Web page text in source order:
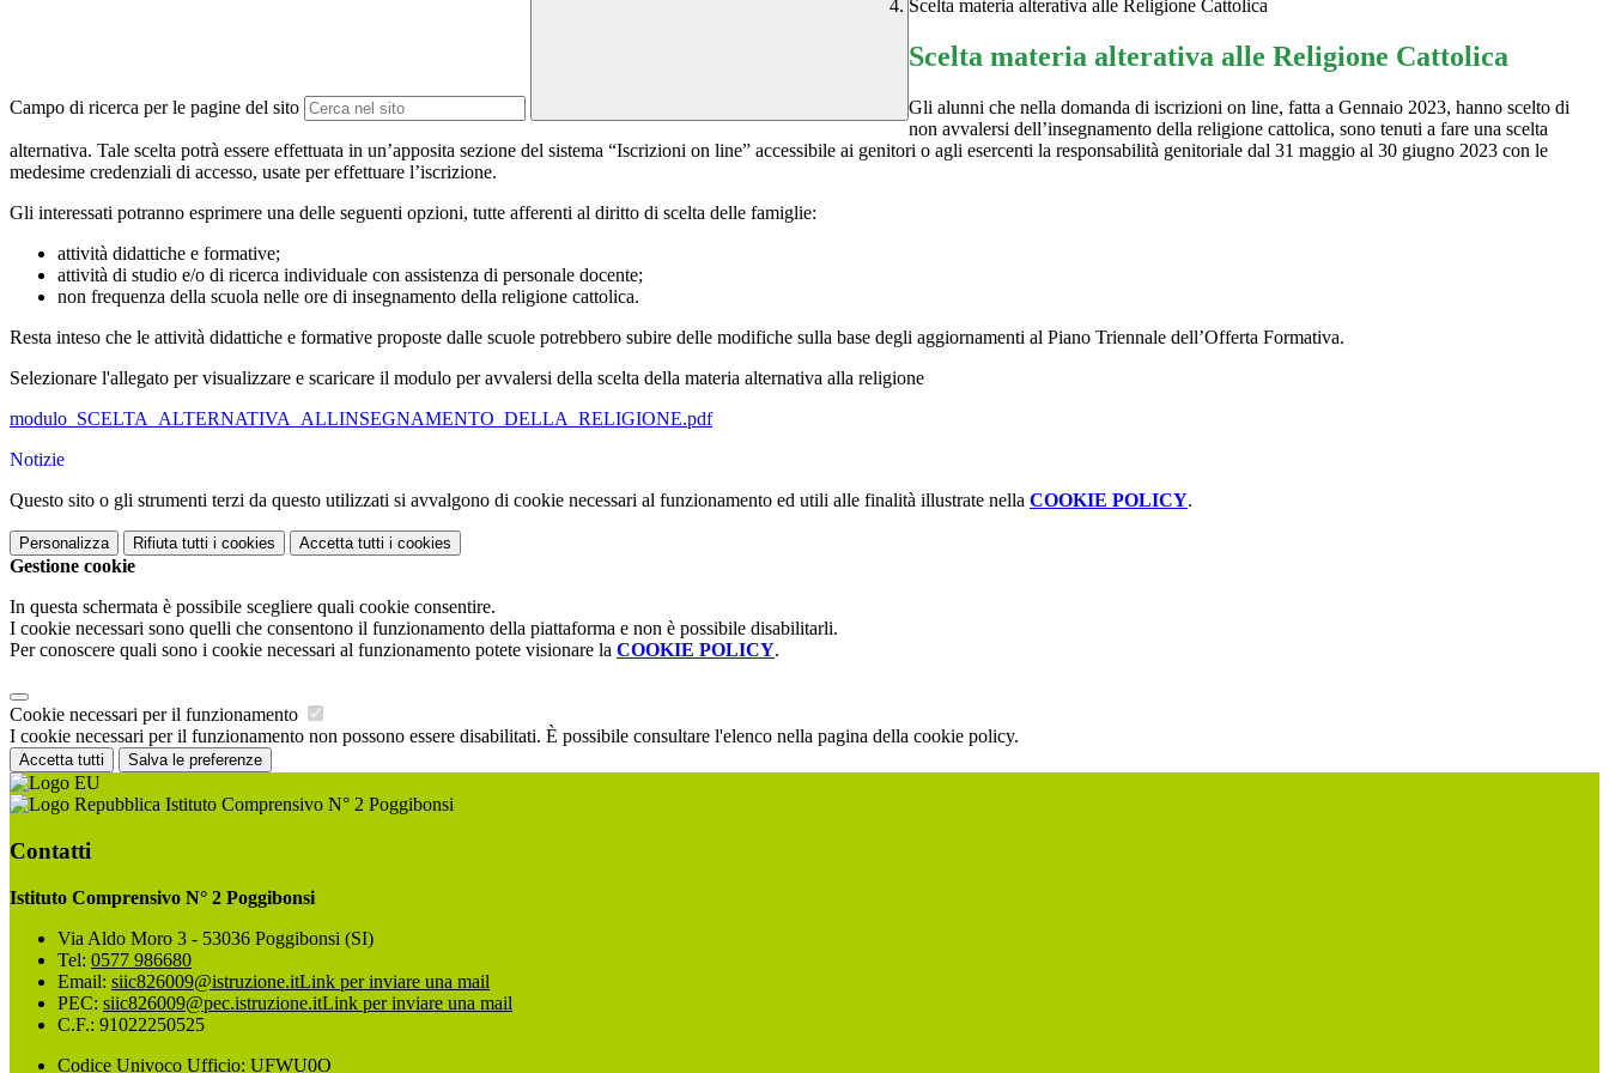
Campo di ricerca per le pagine del sito
Scelta materia alterativa alle Religione Cattolica
Scelta materia alterativa alle Religione Cattolica
Gli alunni che nella domanda di iscrizioni on line, fatta a Gennaio 2023, hanno scelto di
non avvalersi dell’insegnamento della religione cattolica, sono tenuti a fare una scelta
alternativa. Tale scelta potrà essere effettuata in un’apposita sezione del sistema “Iscrizioni on line” accessibile ai genitori o agli esercenti la responsabilità genitoriale dal 31 maggio al 30 giugno 2023 con le
medesime credenziali di accesso, usate per effettuare l’iscrizione.
Gli interessati potranno esprimere una delle seguenti opzioni, tutte afferenti al diritto di scelta delle famiglie:
attività didattiche e formative;
attività di studio e/o di ricerca individuale con assistenza di personale docente;
non frequenza della scuola nelle ore di insegnamento della religione cattolica.
Resta inteso che le attività didattiche e formative proposte dalle scuole potrebbero subire delle modifiche sulla base degli aggiornamenti al Piano Triennale dell’Offerta Formativa.
Selezionare l'allegato per visualizzare e scaricare il modulo per avvalersi della scelta della materia alternativa alla religione
modulo_SCELTA_ALTERNATIVA_ALLINSEGNAMENTO_DELLA_RELIGIONE.pdf
Notizie
Questo sito o gli strumenti terzi da questo utilizzati si avvalgono di cookie necessari al funzionamento ed utili alle finalità illustrate nella COOKIE POLICY.
Personalizza Rifiuta tutti i cookies Accetta tutti i cookies
Gestione cookie
In questa schermata è possibile scegliere quali cookie consentire.
I cookie necessari sono quelli che consentono il funzionamento della piattaforma e non è possibile disabilitarli.
Per conoscere quali sono i cookie necessari al funzionamento potete visionare la COOKIE POLICY.
Cookie necessari per il funzionamento
I cookie necessari per il funzionamento non possono essere disabilitati. È possibile consultare l'elenco nella pagina della cookie policy.
Accetta tutti Salva le preferenze
Istituto Comprensivo N° 2 Poggibonsi
Contatti
Istituto Comprensivo N° 2 Poggibonsi
Via Aldo Moro 3 - 53036 Poggibonsi (SI)
Tel: 0577 986680
Email: siic826009@istruzione.itLink per inviare una mail
PEC: siic826009@pec.istruzione.itLink per inviare una mail
C.F.: 91022250525
Codice Univoco Ufficio: UFWU0O